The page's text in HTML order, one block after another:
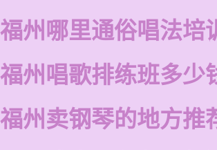
福州哪里通俗唱法培
福州唱歌排练班多少
福州卖钢琴的地方推